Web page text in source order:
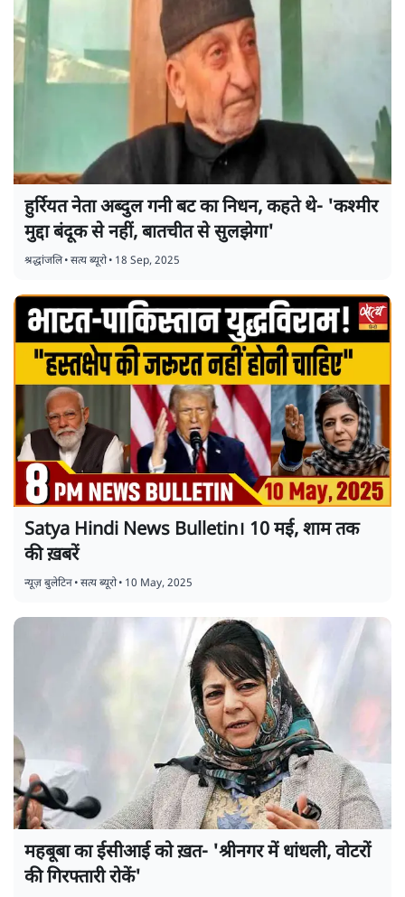
हुर्रियत नेता अब्दुल गनी बट का निधन, कहते थे- 'कश्मीर
मुद्दा बंदूक से नहीं, बातचीत से सुलझेगा'
श्रद्धांजलि•सत्य ब्यूरो• 18 Sep, 2025
Satya Hindi News Bulletin। 10 मई, शाम तक
की ख़बरें
न्यूज़ बुलेटिन•सत्य ब्यूरो• 10 May, 2025
महबूबा का ईसीआई को ख़त- 'श्रीनगर में धांधली, वोटरों
की गिरफ्तारी रोकें'